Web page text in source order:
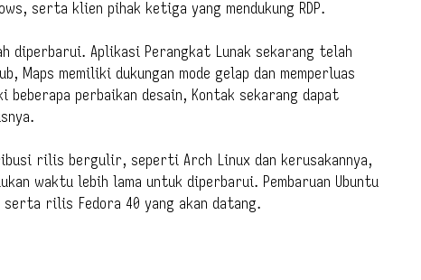
serta klien pihak ketiga yang mendukung RDP.
diperbarui. Aplikasi Perangkat Lunak sekarang telah
Maps memiliki dukungan mode gelap dan memperluas
beberapa perbaikan desain, Kontak sekarang dapat
rilis bergulir, seperti Arch Linux dan kerusakannya,
waktu lebih lama untuk diperbarui. Pembaruan Ubuntu
serta rilis Fedora 40 yang akan datang.